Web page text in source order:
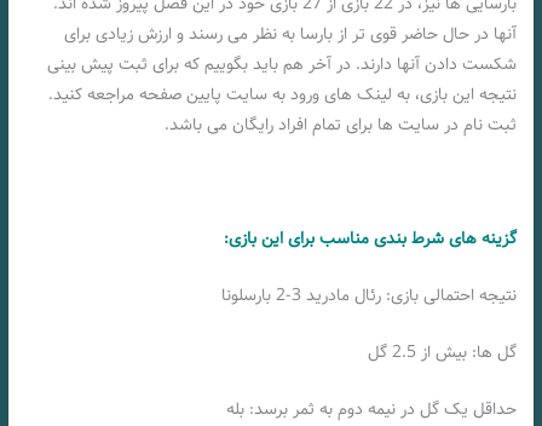
آنها در حال حاضر قوی تر از بارسا به نظر می رسند و ارزش زیادی برای
شکست دادن آنها دارند. در آخر هم باید بگوییم که برای ثبت پیش بینی
نتیجه این بازی، به لینک های ورود به سایت پایین صفحه مراجعه کنید.
ثبت نام در سایت ها برای تمام افراد رایگان می باشد.
گزینه های شرط بندی مناسب برای این بازی:
نتیجه احتمالی بازی: رئال مادرید 3-2 بارسلونا
گل ها: بیش از 2.5 گل
حداقل یک گل در نیمه دوم به ثمر برسد: بله